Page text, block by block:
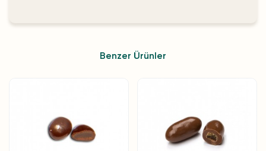
Benzer Ürünler